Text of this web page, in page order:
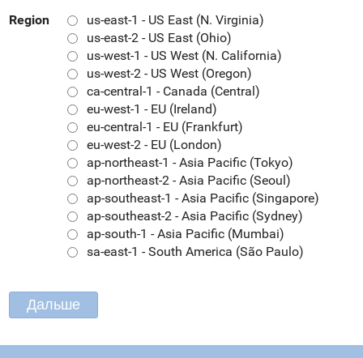
Region
us-east-1 - US East (N. Virginia)
us-east-2 - US East (Ohio)
us-west-1 - US West (N. California)
us-west-2 - US West (Oregon)
ca-central-1 - Canada (Central)
eu-west-1 - EU (Ireland)
eu-central-1 - EU (Frankfurt)
eu-west-2 - EU (London)
ap-northeast-1 - Asia Pacific (Tokyo)
ap-northeast-2 - Asia Pacific (Seoul)
ap-southeast-1 - Asia Pacific (Singapore)
ap-southeast-2 - Asia Pacific (Sydney)
ap-south-1 - Asia Pacific (Mumbai)
sa-east-1 - South America (São Paulo)